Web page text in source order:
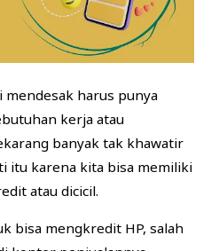
harus punya
kerja atau
banyak tak khawatir
itu karena kita bisa memiliki
atau dicicil.
bisa mengkredit HP, salah